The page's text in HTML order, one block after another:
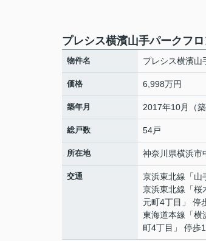
プレシス横濱山手パークフ
物件名 プレシス横濱山
価格 6,998万円
築年月 2017年10月（築
総戸数 54戸
所在地 神奈川県横浜市
交通 京浜東北線 「山
京浜東北線 「桜
元町4丁目」 停
東海道本線 「横
町4丁目」 停歩